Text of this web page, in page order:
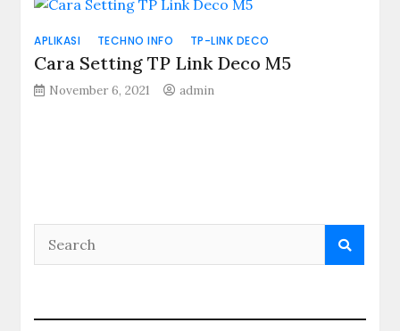
APLIKASI TECHNO INFO TP-LINK DECO
Cara Setting TP Link Deco M5
November 6, 2021 admin